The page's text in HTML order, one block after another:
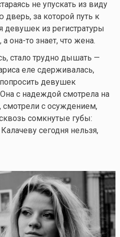
не упускать из виду
дверь, за которой путь к
девушек из регистратуры
а она-то знает, что жена.
стало трудно дышать —
еле сдерживалась,
девушек
с надеждой смотрела на
смотрели с осуждением,
сомкнутые губы:
сегодня нельзя,